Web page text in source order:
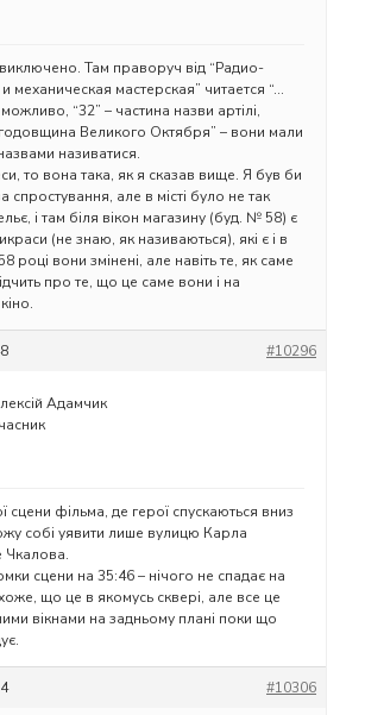
виключено. Там праворуч від “Радио-
механическая мастерская” читается “…
“32” – частина назви артілі,
Великого Октября” – вони мали
називатися.
то вона така, як я сказав вище. Я був би
спростування, але в місті було не так
і там біля вікон магазину (буд. № 58) є
(не знаю, як називаються), які є і в
році вони змінені, але навіть те, як саме
про те, що це саме вони і на
#10296
Адамчик
сцени фільма, де герої спускаються вниз
собі уявити лише вулицю Карла
Чкалова.
сцени на 35:46 – нічого не спадає на
що це в якомусь сквері, але все це
вікнами на задньому плані поки що
#10306